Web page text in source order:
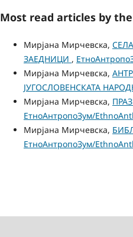
Most read articles by
Мирјана Мирчевска,
ЗАЕДНИЦИ ,
Мирјана Мирчевска,
ЈУГОСЛОВЕНСКАТА
Мирјана Мирчевска,
ЕтноАнтропоЗум/
Мирјана Мирчевска,
ЕтноАнтропоЗум/